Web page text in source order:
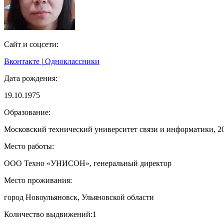
Сайт и соцсети:
Вконтакте | Одноклассники
Дата рождения:
19.10.1975
Образование:
Московский технический университет связи и информатики,
Место работы:
ООО Техно «УНИСОН», генеральный директор
Место проживания:
город Новоульяновск, Ульяновской области
Количество выдвижений:1